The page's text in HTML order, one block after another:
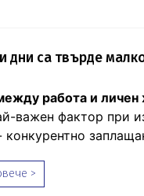
дни са твърде
работа и личен
важен фактор при
конкурентно
>